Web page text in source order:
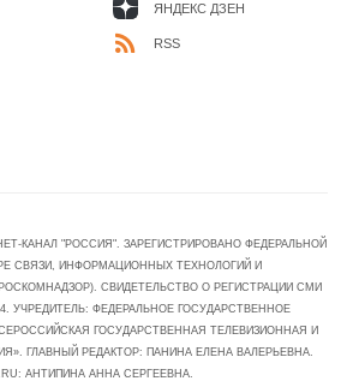
ЯНДЕКС ДЗЕН
RSS
КАНАЛ "РОССИЯ". ЗАРЕГИСТРИРОВАНО ФЕДЕРАЛЬНОЙ
СВЯЗИ, ИНФОРМАЦИОННЫХ ТЕХНОЛОГИЙ И
СВИДЕТЕЛЬСТВО О РЕГИСТРАЦИИ СМИ
УЧРЕДИТЕЛЬ: ФЕДЕРАЛЬНОЕ ГОСУДАРСТВЕННОЕ
ГОСУДАРСТВЕННАЯ ТЕЛЕВИЗИОННАЯ И
ГЛАВНЫЙ РЕДАКТОР: ПАНИНА ЕЛЕНА ВАЛЕРЬЕВНА.
АНТИПИНА АННА СЕРГЕЕВНА.